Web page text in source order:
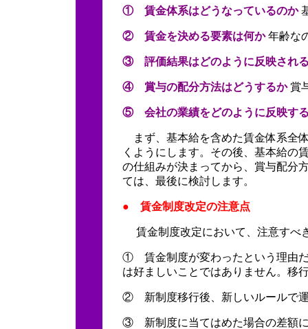
① 賃金体系はどうなっているのか
② 賃金を決める要素は何か年齢な
③ 評価結果はどのように反映され
④ 賞与の配分方法はどうするか賞
⑤ 会社の業績をどのように反映す
まず、基本給を含めた賃金体系全
くようにします。その後、基本給の
の仕組みが決まってから、賞与配分
ては、最後に検討します。
● 賃金制度改定の注意点
賃金制度改定において、注意すべ
① 賃金制度が変わったという理由だ
は好ましいことではありません。移
② 新制度移行後、新しいルールで
③ 新制度に当てはめた場合の差額に